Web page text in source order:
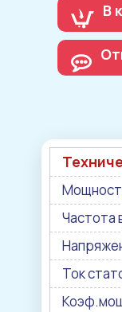
В
Частота
Ток